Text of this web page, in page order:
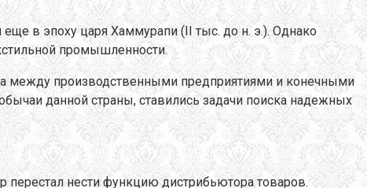
в эпоху царя Хаммурапи (II тыс. до н. э.). Однако
промышленности.
между производственными предприятиями и конечными
данной страны, ставились задачи поиска надежных
нести функцию дистрибьютора товаров.